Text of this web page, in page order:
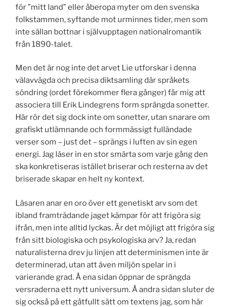
för ”mitt land” eller åberopa myter om den svenska
folkstammen, syftande mot urminnes tider, men som
inte sällan bottnar i självupptagen nationalromantik
från 1890-talet.
Men det är nog inte det arvet Lie utforskar i denna
välavvägda och precisa diktsamling där språkets
söndring (ordet förekommer flera gånger) får mig att
associera till Erik Lindegrens form sprängda sonetter.
Här rör det sig dock inte om sonetter, utan snarare om
grafiskt utlämnande och formmässigt fulländade
verser som – just det – sprängs i luften av sin egen
energi. Jag läser in en stor smärta som varje gång den
ska konkretiseras istället briserar och resterna av det
briserade skapar en helt ny kontext.
Läsaren anar en oro över ett genetiskt arv som det
ibland framträdande jaget kämpar för att frigöra sig
ifrån, men inte alltid lyckas. Är det möjligt att frigöra sig
från sitt biologiska och psykologiska arv? Ja, redan
naturalisterna drev ju linjen att determinismen inte är
determinerad, utan att även miljön spelar in i
varierande grad. Å ena sidan öppnar de sprängda
versraderna ett nytt universum. Å andra sidan sluter de
sig också på ett gåtfullt sätt om textens jag, som här